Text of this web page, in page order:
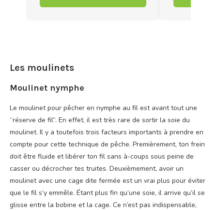
Les moulinets
Moulinet nymphe
Le moulinet pour pêcher en nymphe au fil est avant tout une
“réserve de fil”. En effet, il est très rare de sortir la soie du
moulinet. Il y a toutefois trois facteurs importants à prendre en
compte pour cette technique de pêche. Premièrement, ton frein
doit être fluide et libérer ton fil sans à-coups sous peine de
casser ou décrocher tes truites. Deuxièmement, avoir un
moulinet avec une cage dite fermée est un vrai plus pour éviter
que le fil s’y emmêle. Étant plus fin qu’une soie, il arrive qu’il se
glisse entre la bobine et la cage. Ce n’est pas indispensable,